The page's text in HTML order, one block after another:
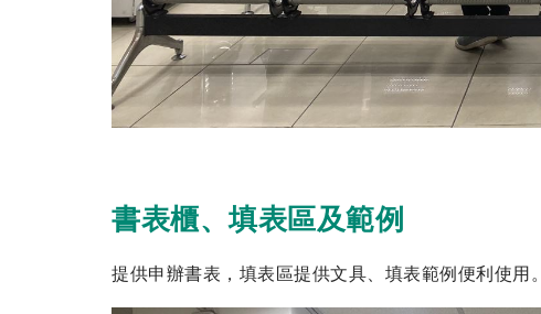
書表櫃、填表區及範例
提供申辦書表，填表區提供文具、填表範例便利使用。